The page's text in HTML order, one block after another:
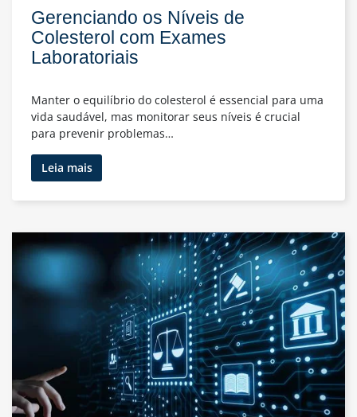
Gerenciando os Níveis de
Colesterol com Exames
Laboratoriais
Manter o equilíbrio do colesterol é essencial para uma
vida saudável, mas monitorar seus níveis é crucial
para prevenir problemas…
Leia maisGerenciando
os
Níveis
Colesterol
com
Laboratoriais